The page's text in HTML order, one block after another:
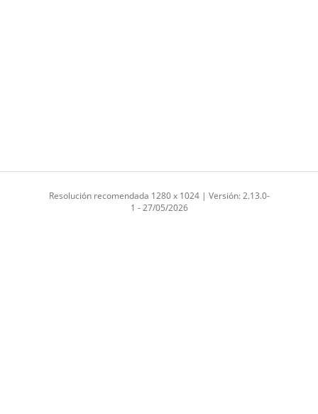
Resolución recomendada 1280 x 1024 | Versión: 2.13.0-
1 - 27/05/2026